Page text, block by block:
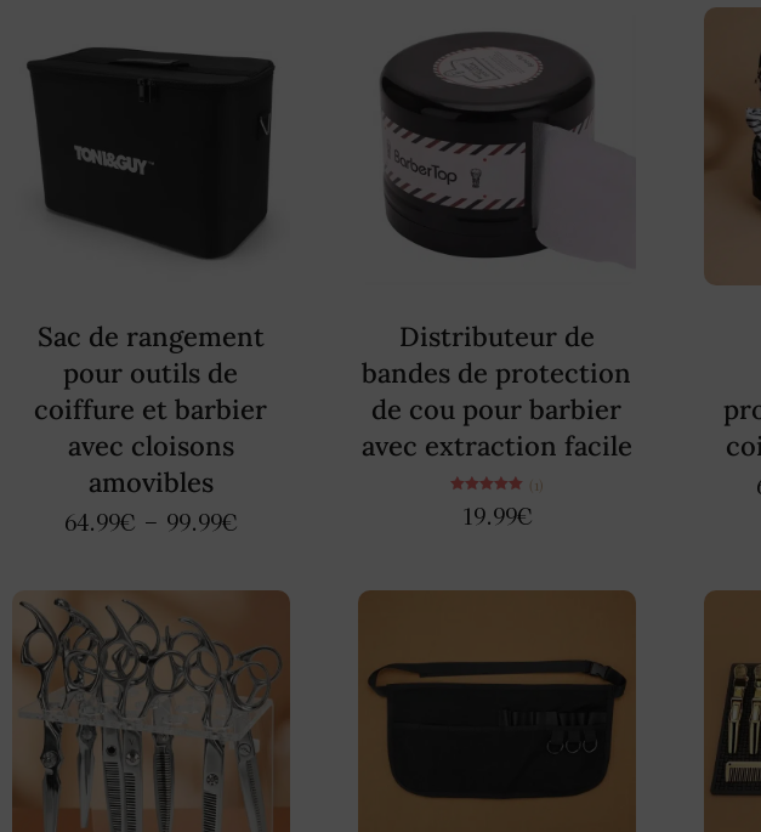
Sac de rangement
pour outils de
coiffure et barbier
avec cloisons
amovibles
64.99€ – 99.99€
Distributeur de
bandes de protection
de cou pour barbier
avec extraction facile
5.00
(1)
19.99€